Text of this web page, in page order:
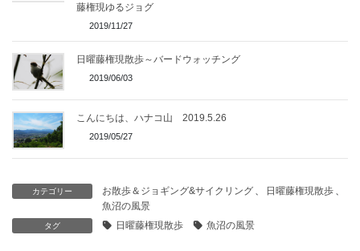
藤権現ゆるジョグ
2019/11/27
日曜藤権現散歩～バードウォッチング
2019/06/03
こんにちは、ハナコ山 2019.5.26
2019/05/27
カテゴリー お散歩＆ジョギング&サイクリング 日曜藤権現散歩
魚沼の風景
タグ 日曜藤権現散歩 魚沼の風景